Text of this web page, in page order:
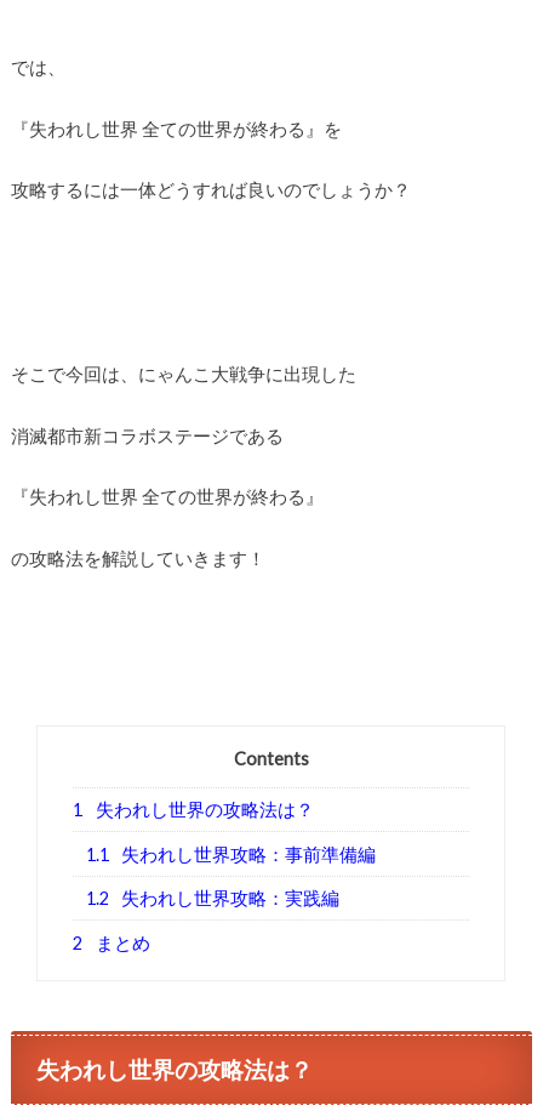
では、
『失われし世界 全ての世界が終わる』を
攻略するには一体どうすれば良いのでしょうか？
そこで今回は、にゃんこ大戦争に出現した
消滅都市新コラボステージである
『失われし世界 全ての世界が終わる』
の攻略法を解説していきます！
Contents
1 失われし世界の攻略法は？
1.1 失われし世界攻略：事前準備編
1.2 失われし世界攻略：実践編
2 まとめ
失われし世界の攻略法は？